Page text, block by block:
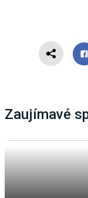
Zaujímavé